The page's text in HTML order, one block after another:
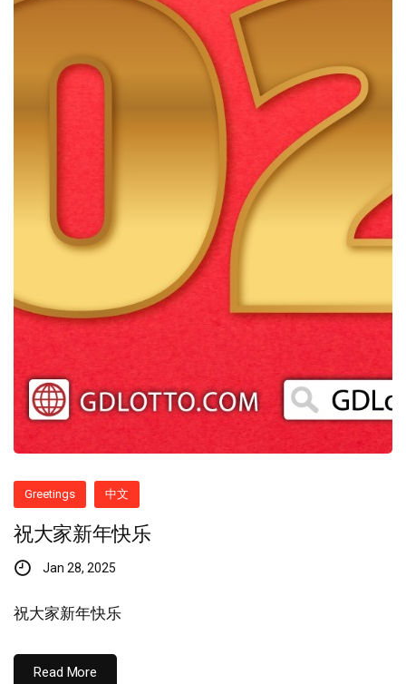
Greetings 中文
祝大家新年快乐
Jan 28, 2025
祝大家新年快乐
Read More